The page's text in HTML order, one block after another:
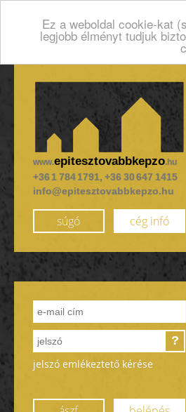
Ez a weboldal cookie-kat
legjobb élményt tudjuk
www.epitesztovabbkepzo.hu
+36 1 784 1791, +36 30 647 1415
info@epitesztovabbkepzo.hu
súgó cég infó
?
jelszó emlékeztető kérése